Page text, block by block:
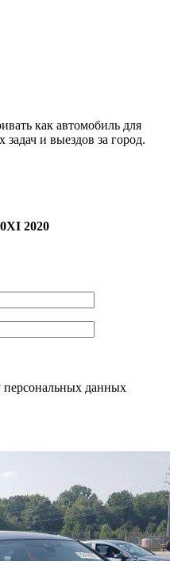
как автомобиль для
и выездов за город.
2020
персональных данных